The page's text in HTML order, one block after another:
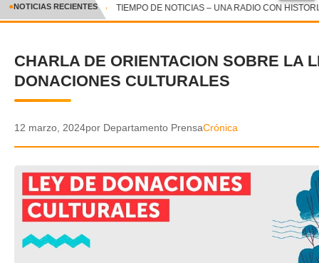
CRÓNICA
DEPORTES
POLICIAL
AUDIOS
✕
●NOTICIAS RECIENTES TIEMPO DE NOTICIAS – UNA RADIO CON
CHARLA DE ORIENTACION SOBRE LA
DONACIONES CULTURALES
12 marzo, 2024por Departamento PrensaCrónica